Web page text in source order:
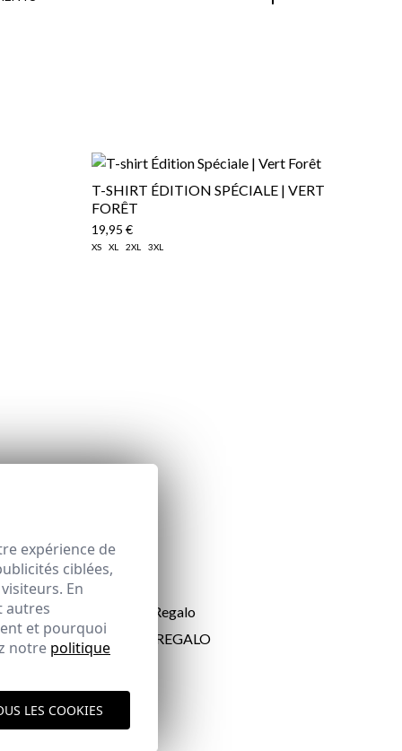
T-SHIRT ÉDITION SPÉCIALE | VERT
FORÊT
19,95 €
XS XL 2XL 3XL
TARJETA REGALO
50,00 €
expérience de
ciblées,
En
autres
et pourquoi
notre politique
LES COOKIES